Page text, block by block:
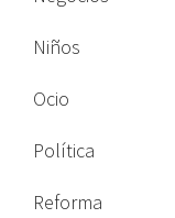
Niños
Ocio
Política
Reforma